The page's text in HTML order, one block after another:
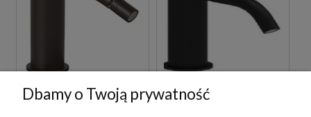
Paffoni Paffoni
Dbamy o Twoją prywatność